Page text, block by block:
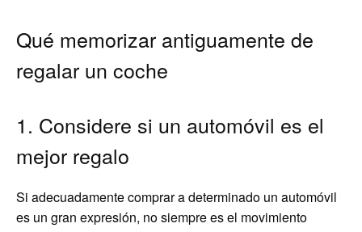
Qué memorizar antiguamente de
regalar un coche
1. Considere si un automóvil es el
mejor regalo
Si adecuadamente comprar a determinado un automóvil
es un gran expresión, no siempre es el movimiento